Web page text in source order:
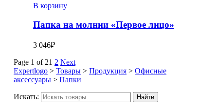
В корзину
Папка на молнии «Первое лицо»
3 046₽
Page 1 of 21 2 Next
Expertlogo > Товары > Продукция > Офисные
аксессуары > Папки
Искать: Найти